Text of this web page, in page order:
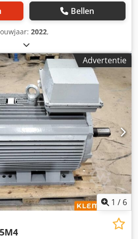
Bellen
2022,
Advertentie
1 / 6